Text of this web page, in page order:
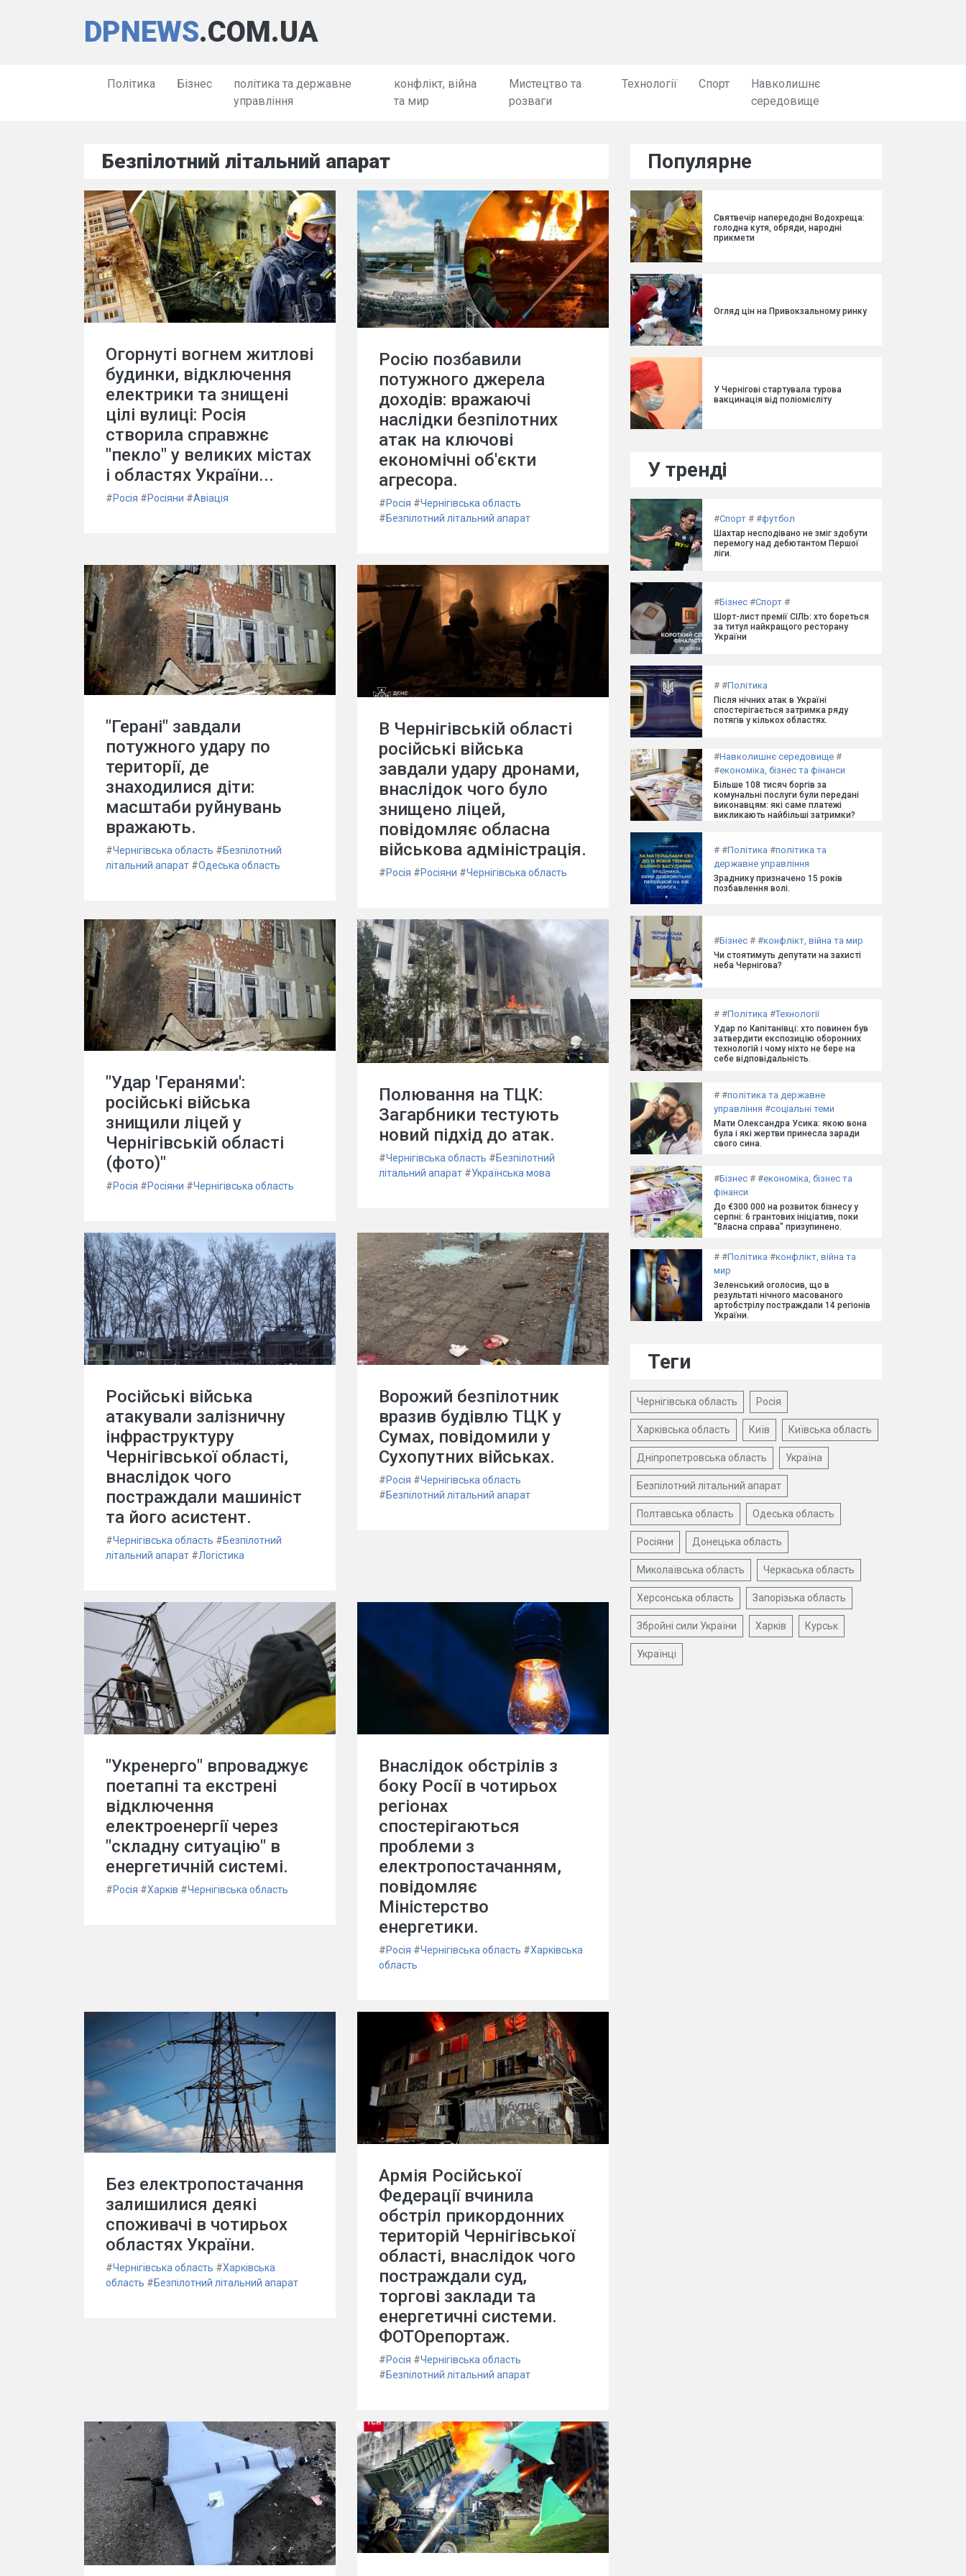
DPNEWS.COM.UA
Політика Бізнес
політика та державне
управління
конфлікт, війна
та мир
Мистецтво та
розваги
Технології Спорт
Навколишнє
середовище
Безпілотний літальний апарат
Огорнуті вогнем житлові
будинки, відключення
електрики та знищені
цілі вулиці: Росія
створила справжнє
"пекло" у великих містах
і областях України...
#Росія #Росіяни #Авіація
Росію позбавили
потужного джерела
доходів: вражаючі
наслідки безпілотних
атак на ключові
економічні об'єкти
агресора.
#Росія #Чернігівська область
#Безпілотний літальний апарат
"Герані" завдали
потужного удару по
території, де
знаходилися діти:
масштаби руйнувань
вражають.
#Чернігівська область #Безпілотний
літальний апарат #Одеська область
В Чернігівській області
російські війська
завдали удару дронами,
внаслідок чого було
знищено ліцей,
повідомляє обласна
військова адміністрація.
#Росія #Росіяни #Чернігівська область
"Удар 'Геранями':
російські війська
знищили ліцей у
Чернігівській області
(фото)"
#Росія #Росіяни #Чернігівська область
Полювання на ТЦК:
Загарбники тестують
новий підхід до атак.
#Чернігівська область #Безпілотний
літальний апарат #Українська мова
Російські війська
атакували залізничну
інфраструктуру
Чернігівської області,
внаслідок чого
постраждали машиніст
та його асистент.
#Чернігівська область #Безпілотний
літальний апарат #Логістика
Ворожий безпілотник
вразив будівлю ТЦК у
Сумах, повідомили у
Сухопутних військах.
#Росія #Чернігівська область
#Безпілотний літальний апарат
"Укренерго" впроваджує
поетапні та екстрені
відключення
електроенергії через
"складну ситуацію" в
енергетичній системі.
#Росія #Харків #Чернігівська область
Внаслідок обстрілів з
боку Росії в чотирьох
регіонах
спостерігаються
проблеми з
електропостачанням,
повідомляє
Міністерство
енергетики.
#Росія #Чернігівська область #Харківська
область
Без електропостачання
залишилися деякі
споживачі в чотирьох
областях України.
#Чернігівська область #Харківська
область #Безпілотний літальний апарат
Армія Російської
Федерації вчинила
обстріл прикордонних
територій Чернігівської
області, внаслідок чого
постраждали суд,
торгові заклади та
енергетичні системи.
ФОТОрепортаж.
#Росія #Чернігівська область
#Безпілотний літальний апарат
Популярне
Святвечір напередодні Водохреща:
голодна кутя, обряди, народні
прикмети
Огляд цін на Привокзальному ринку
У Чернігові стартувала турова
вакцинація від поліомієліту
У тренді
#Спорт # #футбол
Шахтар несподівано не зміг здобути
перемогу над дебютантом Першої
ліги.
#Бізнес #Спорт #
Шорт-лист премії СІЛЬ: хто бореться
за титул найкращого ресторану
України
# #Політика
Після нічних атак в Україні
спостерігається затримка ряду
потягів у кількох областях.
#Навколишнє середовище #
#економіка, бізнес та фінанси
Більше 108 тисяч боргів за
комунальні послуги були передані
виконавцям: які саме платежі
викликають найбільші затримки?
# #Політика #політика та
державне управління
Зраднику призначено 15 років
позбавлення волі.
#Бізнес # #конфлікт, війна та мир
Чи стоятимуть депутати на захисті
неба Чернігова?
# #Політика #Технології
Удар по Капітанівці: хто повинен був
затвердити експозицію оборонних
технологій і чому ніхто не бере на
себе відповідальність.
# #політика та державне
управління #соціальні теми
Мати Олександра Усика: якою вона
була і які жертви принесла заради
свого сина.
#Бізнес # #економіка, бізнес та
фінанси
До €300 000 на розвиток бізнесу у
серпні: 6 грантових ініціатив, поки
"Власна справа" призупинено.
# #Політика #конфлікт, війна та
мир
Зеленський оголосив, що в
результаті нічного масованого
артобстрілу постраждали 14 регіонів
України.
Теги
Чернігівська область Росія
Харківська область Київ Київська область
Дніпропетровська область Україна
Безпілотний літальний апарат
Полтавська область Одеська область
Росіяни Донецька область
Миколаївська область Черкаська область
Херсонська область Запорізька область
Збройні сили України Харків Курськ
Українці